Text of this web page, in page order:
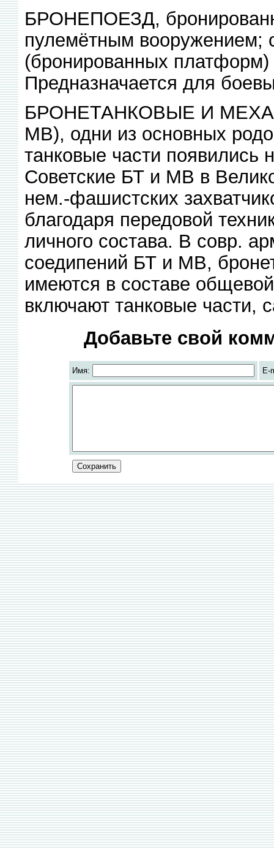
БРОНЕПОЕЗД,
пулемётным вооружением;
(бронированных платформ)
Предназначается для
БРОНЕТАНКОВЫЕ И
МВ), одни из основных
танковые части появились
Советские БТ и МВ в
нем.-фашистских
благодаря передовой
личного состава. В совр.
соедипений БТ и МВ,
имеются в составе
включают танковые части,
Добавьте свой
Имя: E-